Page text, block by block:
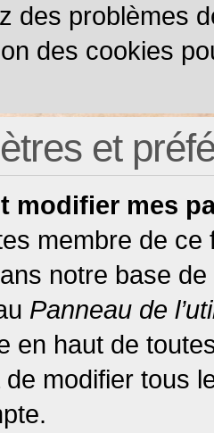
des problèmes
des cookies
et
modifier mes
membre de
notre base
Panneau de
en haut de
de modifier tous